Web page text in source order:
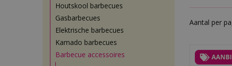
Aantal per
Houtskool barbecues
Gasbarbecues
Elektrische barbecues
Kamado barbecues
Barbecue accessoires